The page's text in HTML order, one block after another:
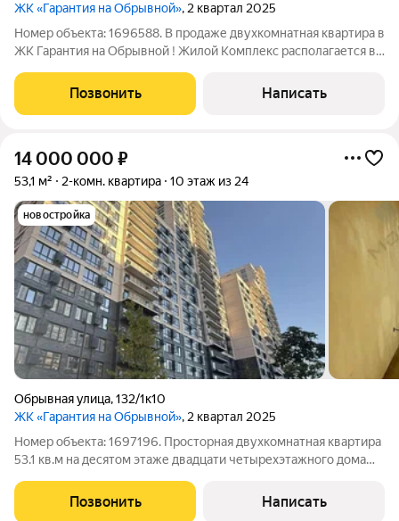
ЖК «Гарантия на Обрывной», 2 квартал 2025
Номер объекта: 1696588. В продаже двухкомнатная квартира в
ЖК Гарантия на Обрывной ! Жилой Комплекс располагается в
набережную реки Кубань. Квартира с ремонтом, ремонт
выполняется из дорогих
Позвонить Написать
14 000 000 ₽
53,1 м² 2-комн. квартира 10 этаж из 24
новостройка
Обрывная улица,132/1к10
ЖК «Гарантия на Обрывной», 2 квартал 2025
Номер объекта: 1697196. Просторная двухкомнатная квартира
53.1 кв.м на десятом этаже двадцати четырехэтажного дома
идеальной геометрией для жизни, где каждый метр работает
на ваш комфорт. Мы не
Позвонить Написать